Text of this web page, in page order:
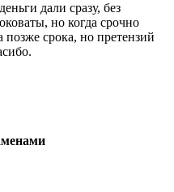
дали сразу, без
но когда срочно
позже срока, но претензий